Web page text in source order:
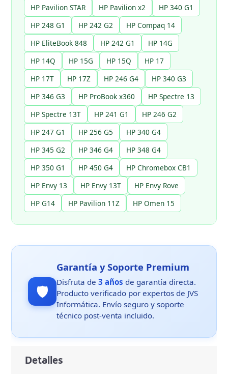
HP Pavilion STAR
HP Pavilion x2
HP 340 G1
HP 248 G1
HP 242 G2
HP Compaq 14
HP EliteBook 848
HP 242 G1
HP 14G
HP 14Q
HP 15G HP 15Q
HP 17
HP 17T
HP 17Z HP 246 G4
HP 340 G3
HP 346 G3
HP ProBook x360
HP Spectre 13
HP Spectre 13T
HP 241 G1
HP 246 G2
HP 247 G1
HP 256 G5
HP 340 G4
HP 345 G2
HP 346 G4
HP 348 G4
HP 350 G1
HP 450 G4
HP Chromebox CB1
HP Envy 13
HP Envy 13T
HP Envy Rove
HP G14
HP Pavilion 11Z HP Omen 15
🛡️
Garantía y Soporte Premium
Disfruta de3 años de garantía directa.
Producto verificado por expertos de JVS
Informática. Envío seguro y soporte
técnico post-venta incluido.
Detalles